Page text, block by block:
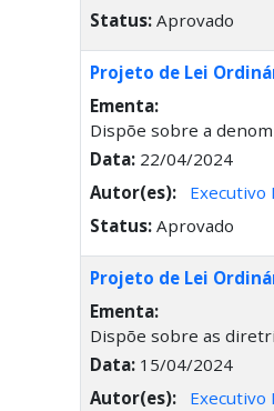
Status:Aprovado
Projeto de Lei
Ementa:
Dispõe sobre a
Data:22/04/2024
Autor(es):
Executivo
Status:Aprovado
Projeto de Lei
Ementa:
Dispõe sobre as
Data:15/04/2024
Autor(es):
Executivo